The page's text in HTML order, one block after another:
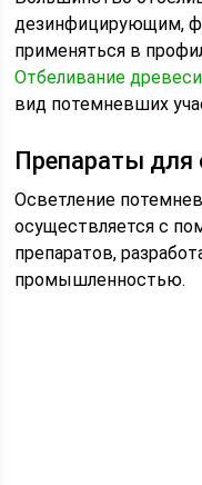
дезинфицирующим,
применяться в
Отбеливание
вид потемневших
Препараты для
Осветление
осуществляется с
препаратов,
промышленностью.